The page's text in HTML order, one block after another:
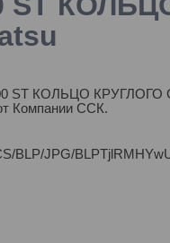
ST КОЛЬЦО
Компании ССК.
BLP/JPG/